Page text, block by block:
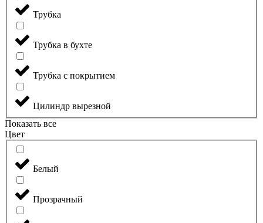
Трубка
Трубка в бухте
Трубка с покрытием
Цилиндр вырезной
Показать все
Цвет
Белый
Прозрачный